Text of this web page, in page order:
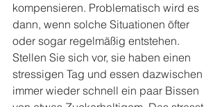
kompensieren. Problematisch wird es
dann, wenn solche Situationen öfter
oder sogar regelmäßig entstehen.
Stellen Sie sich vor, sie haben einen
stressigen Tag und essen dazwischen
immer wieder schnell ein paar Bissen